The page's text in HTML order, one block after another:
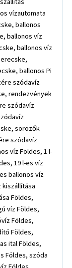
vízautomata
ballonos
ballonos víz
ballonos víz
ballonos Pi
szódavíz
rendezvények
szódavíz
sörözők
szódavíz
víz Földes, 1 l-
19 l-es víz
ballonos víz
Földes,
víz Földes,
Földes,
Földes,
ital Földes,
Földes, szóda